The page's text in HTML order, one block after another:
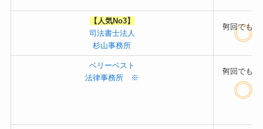
【人気No3】
司法書士法人
杉山事務所
?
何回でも
ベリーベスト
法律事務所 ※
?
何回でも